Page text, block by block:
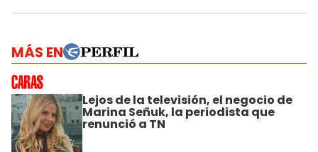
MÁS EN
Lejos de la televisión, el negocio de
Marina Señuk, la periodista que
renunció a TN